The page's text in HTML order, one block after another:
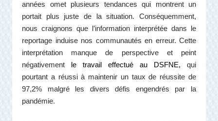
années omet plusieurs tendances qui montrent un
portait plus juste de la situation. Conséquemment,
nous craignons que l’information interprétée dans le
reportage induise nos communautés en erreur. Cette
interprétation manque de perspective et peint
négativement
le travail effectué au DSFNE, qui
pourtant a réussi à maintenir un taux de réussite de
97,2% malgré les divers défis engendrés par la
pandémie.